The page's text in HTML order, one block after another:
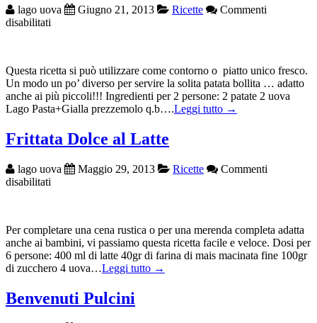
lago uova Giugno 21, 2013 Ricette
Commenti
disabilitati
Questa ricetta si può utilizzare come contorno o piatto unico fresco.
Un modo un po’ diverso per servire la solita patata bollita … adatto
anche ai più piccoli!!! Ingredienti per 2 persone: 2 patate 2 uova
Lago Pasta+Gialla prezzemolo q.b….Leggi tutto →
Frittata Dolce al Latte
lago uova Maggio 29, 2013 Ricette
Commenti
disabilitati
Latte
Per completare una cena rustica o per una merenda completa adatta
anche ai bambini, vi passiamo questa ricetta facile e veloce. Dosi per
6 persone: 400 ml di latte 40gr di farina di mais macinata fine 100gr
di zucchero 4 uova…Leggi tutto →
Benvenuti Pulcini